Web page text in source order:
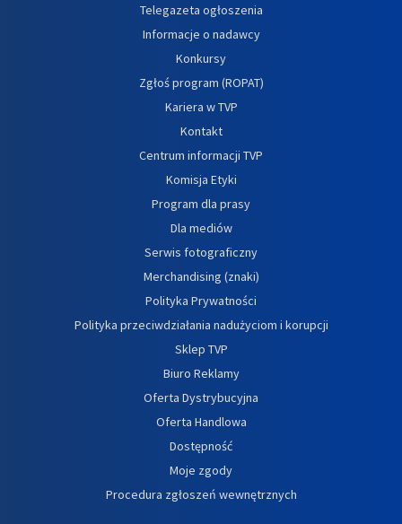
Telegazeta ogłoszenia
Informacje o nadawcy
Konkursy
Zgłoś program (ROPAT)
Kariera w TVP
Kontakt
Centrum informacji TVP
Komisja Etyki
Program dla prasy
Dla mediów
Serwis fotograficzny
Merchandising (znaki)
Polityka Prywatności
Polityka przeciwdziałania nadużyciom i korupcji
Sklep TVP
Biuro Reklamy
Oferta Dystrybucyjna
Oferta Handlowa
Dostępność
Moje zgody
Procedura zgłoszeń wewnętrznych